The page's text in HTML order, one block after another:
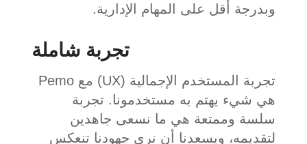
وبدرجة أقل على المهام الإدارية.
تجربة شاملة
تجربة المستخدم الإجمالية (UX) مع Pemo
هي شيء يهتم به مستخدمونا. تجربة
سلسة وممتعة هي ما نسعى جاهدين
لتقديمه، ويسعدنا أن نرى جهودنا تنعكس